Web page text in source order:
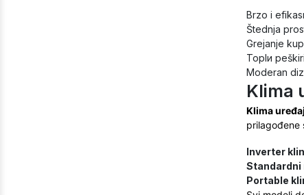
Brzo i
Štednja
Grejanje
Toplи
Moderan
Klima
Klima
prilagođene
Inverter
Standardni
Portable